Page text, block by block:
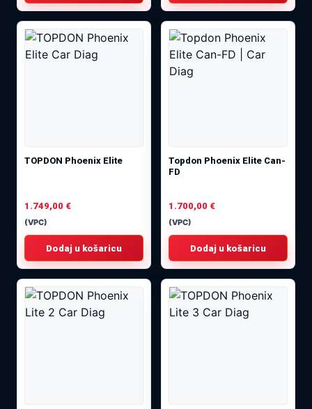
TOPDON Phoenix Elite
1.749,00 €
(VPC)
Dodaj u košaricu
Topdon Phoenix Elite Can-
FD
1.700,00 €
(VPC)
Dodaj u košaricu